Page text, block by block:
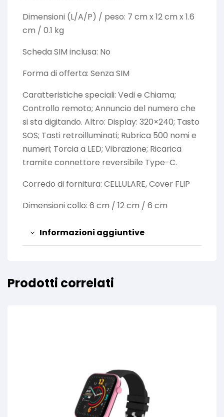
Dimensioni (L/A/P) / peso: 7 cm x 12 cm x 1.6
cm / 0.1 kg
Scheda SIM inclusa: No
Forma di offerta: Senza SIM
Caratteristiche speciali: Vedi e Chiama;
Controllo remoto; Annuncio del numero che
si sta digitando. Altro: Display: 320×240; Tasto
SOS; Tasti retroilluminati; Rubrica 500 nomi e
numeri; Torcia a LED; Vibrazione; Ricarica
tramite connettore reversibile Type-C.
Corredo di fornitura: CELLULARE, Cover FLIP
Dimensioni collo: 6 cm / 12 cm / 6 cm
Informazioni aggiuntive
Prodotti correlati